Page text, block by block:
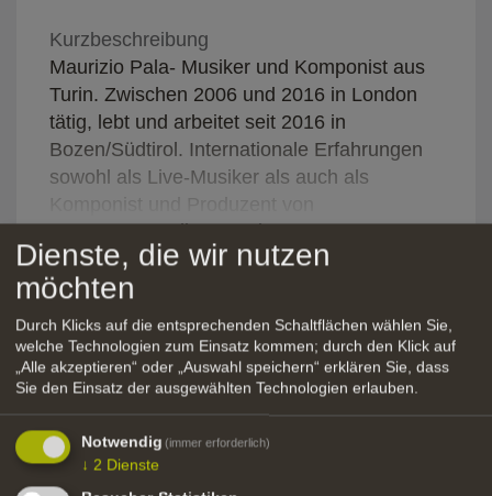
Kurzbeschreibung
Maurizio Pala- Musiker und Komponist aus
Turin. Zwischen 2006 und 2016 in London
tätig, lebt und arbeitet seit 2016 in
Bozen/Südtirol. Internationale Erfahrungen
sowohl als Live-Musiker als auch als
Originalkompositionen für Theater, Radio
und Fernsehen (vorwiegend in
Großbritannien und Italien.)
Spotify:
https://open.spotify.com/album/
AppleMusic:
https://music.apple.com/us/artist/maurizio-
Verfügbar für die Teilnahme an externen
Alles anzeigen
Filmografie
Filmkomponist/-in
Jahr
2022
Land der Berge Erfahrungs und
Dienste, die wir nutzen
möchten
Durch Klicks auf die entsprechenden Schaltflächen wählen Sie,
welche Technologien zum Einsatz kommen; durch den Klick auf
„Alle akzeptieren“ oder „Auswahl speichern“ erklären Sie, dass
Sie den Einsatz der ausgewählten Technologien erlauben.
Notwendig (immer erforderlich)
↓ 2 Dienste